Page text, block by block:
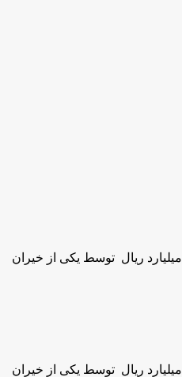
به گزارش مركز اطلاع رساني و روابط عمومي وزارت آموزش و پرورش به نقل از استان كرمان، این واحد آموزشی شش کلاسه با زیربنای 410 مترمربع و با عتباري بالغ بر 5 میلیارد ریال توسط یکی از خیران
به گزارش مركز اطلاع رساني و روابط عمومي وزارت آموزش و پرورش به نقل از استان كرمان، این واحد آموزشی شش کلاسه با زیربنای 410 مترمربع و با عتباري بالغ بر 5 میلیارد ریال توسط یکی از خیران